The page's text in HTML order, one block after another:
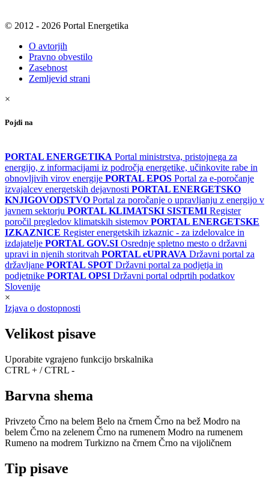
© 2012 - 2026 Portal Energetika
O avtorjih
Pravno obvestilo
Zasebnost
Zemljevid strani
×
Pojdi na
PORTAL ENERGETIKA Portal ministrstva, pristojnega za
energijo, z informacijami iz področja energetike, učinkovite rabe in
obnovljivih virov energije PORTAL EPOS Portal za e-poročanje
izvajalcev energetskih dejavnosti PORTAL ENERGETSKO
KNJIGOVODSTVO Portal za poročanje o upravljanju z energijo v
javnem sektorju PORTAL KLIMATSKI SISTEMI Register
poročil pregledov klimatskih sistemov PORTAL ENERGETSKE
IZKAZNICE Register energetskih izkaznic - za izdelovalce in
izdajatelje PORTAL GOV.SI Osrednje spletno mesto o državni
upravi in njenih storitvah PORTAL eUPRAVA Državni portal za
državljane PORTAL SPOT Državni portal za podjetja in
podjetnike PORTAL OPSI Državni portal odprtih podatkov
Slovenije
×
Izjava o dostopnosti
Velikost pisave
Uporabite vgrajeno funkcijo brskalnika
CTRL + / CTRL -
Barvna shema
Privzeto Črno na belem Belo na črnem Črno na bež Modro na
belem Črno na zelenem Črno na rumenem Modro na rumenem
Rumeno na modrem Turkizno na črnem Črno na vijoličnem
Tip pisave